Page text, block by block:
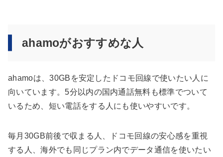
ahamoがおすすめな人
ahamoは、30GBを安定したドコモ回線で使いたい人に
向いています。5分以内の国内通話無料も標準でついて
いるため、短い電話をする人にも使いやすいです。
毎月30GB前後で収まる人、ドコモ回線の安心感を重視
する人、海外でも同じプラン内でデータ通信を使いたい